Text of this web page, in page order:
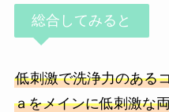
総合してみると
低刺激で洗浄力のある
ａをメインに低刺激な